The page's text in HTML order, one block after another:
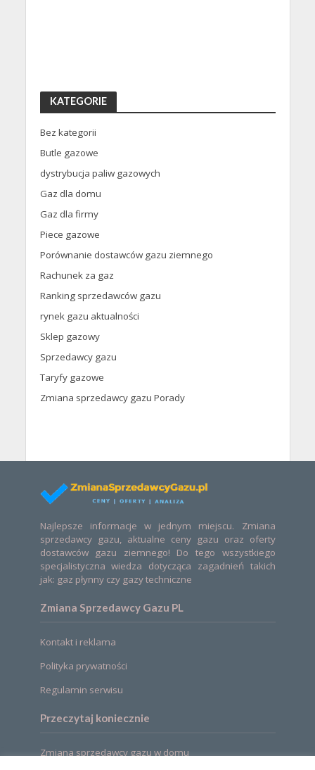
KATEGORIE
Bez kategorii
Butle gazowe
dystrybucja paliw gazowych
Gaz dla domu
Gaz dla firmy
Piece gazowe
Porównanie dostawców gazu ziemnego
Rachunek za gaz
Ranking sprzedawców gazu
rynek gazu aktualności
Sklep gazowy
Sprzedawcy gazu
Taryfy gazowe
Zmiana sprzedawcy gazu Porady
Najlepsze informacje w jednym miejscu. Zmiana
sprzedawcy gazu, aktualne ceny gazu oraz oferty
dostawców gazu ziemnego! Do tego wszystkiego
specjalistyczna wiedza dotycząca zagadnień takich
jak: gaz płynny czy gazy techniczne
Zmiana Sprzedawcy Gazu PL
Kontakt i reklama
Polityka prywatności
Regulamin serwisu
Przeczytaj koniecznie
Zmiana sprzedawcy gazu w domu